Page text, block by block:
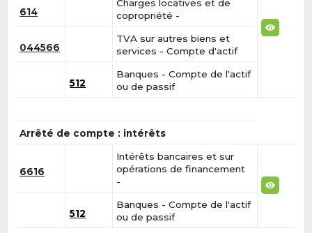
614
Charges locatives et de
copropriété -
044566
TVA sur autres biens et
services - Compte d'actif
512
Banques - Compte de l'actif
ou de passif
Arrêté de compte : intérêts
6616
Intérêts bancaires et sur
opérations de financement
-
512
Banques - Compte de l'actif
ou de passif